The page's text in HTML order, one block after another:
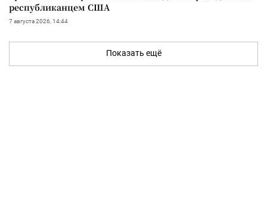
республиканцем США
7 августа 2026, 14:44
Показать ещё